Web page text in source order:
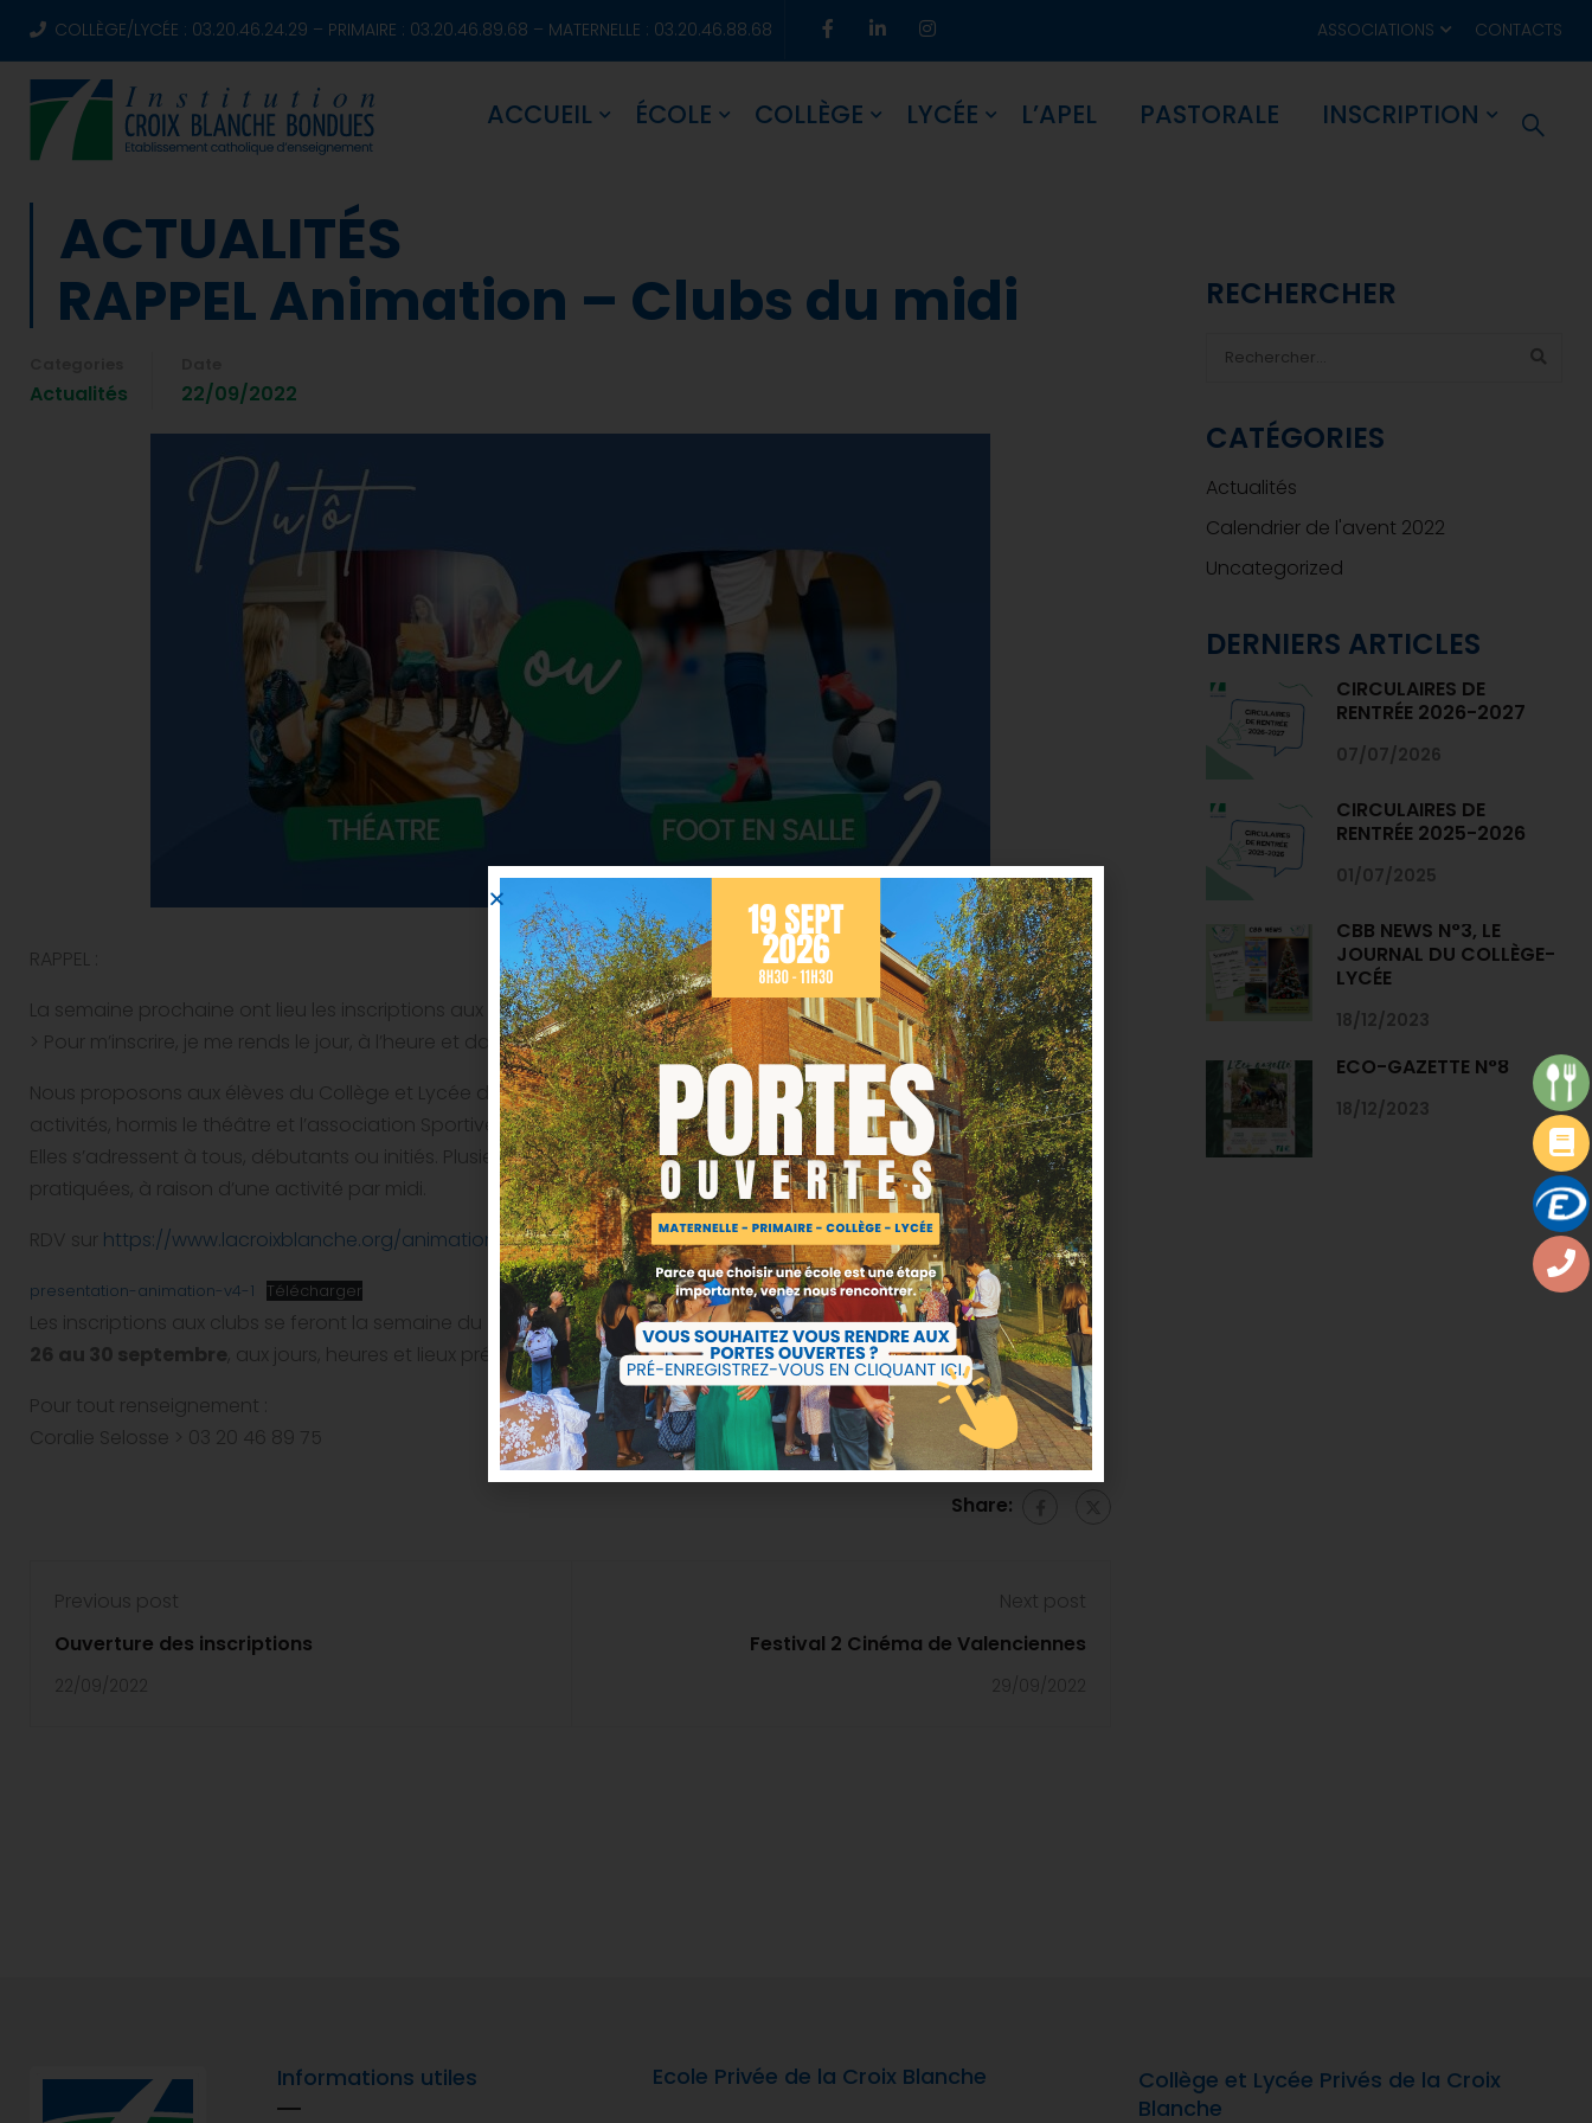
COLLÈGE/LYCÉE : 03.20.46.24.29 – PRIMAIRE : 03.20.46.89.68 – MATERNELLE : 03.20.46.88.68 ASSOCIATIONS CONTACTS
ACCUEIL ÉCOLE COLLÈGE LYCÉE L’APEL PASTORALE INSCRIPTION
ACTUALITÉS
RAPPEL Animation – Clubs du midi
Actualités 22/09/2022
RAPPEL :
La semaine prochaine ont lieu les inscriptions aux différentes activités,
> Pour m’inscrire, je me rends le jour, à l’heure et dans la salle prévu pour l’activité. »
Nous proposons aux élèves du Collège et Lycée de pratiquer des activités sur le temps de pause du midi. Ces
activités, hormis le théâtre et l’association Sportive, sont gratuites.
Elles s’adressent à tous, débutants ou initiés. Plusieurs activités peuvent être
pratiquées, à raison d’une activité par midi.
RDV sur https://www.lacroixblanche.org/animation/pour découvrir la dizaine d’animations proposée !
presentation-animation-v4-1 Télécharger
Les inscriptions aux clubs se feront la semaine du
26 au 30 septembre , aux jours, heures et lieux prévus pour les activités.
Pour tout renseignement :
Coralie Selosse > 03 20 46 89 75
Share:
Previous post
Ouverture des inscriptions
22/09/2022
Next post
Festival 2 Cinéma de Valenciennes
29/09/2022
RECHERCHER
CATÉGORIES
Actualités
Calendrier de l'avent 2022
Uncategorized
DERNIERS ARTICLES
CIRCULAIRES DE
RENTRÉE 2026-2027
07/07/2026
CIRCULAIRES DE
RENTRÉE 2025-2026
01/07/2025
CBB NEWS N°3, LE
JOURNAL DU COLLÈGE-
LYCÉE
18/12/2023
ECO-GAZETTE N°8
18/12/2023
Informations utiles Ecole Privée de la Croix Blanche
Collège et Lycée Privés de la Croix
Blanche